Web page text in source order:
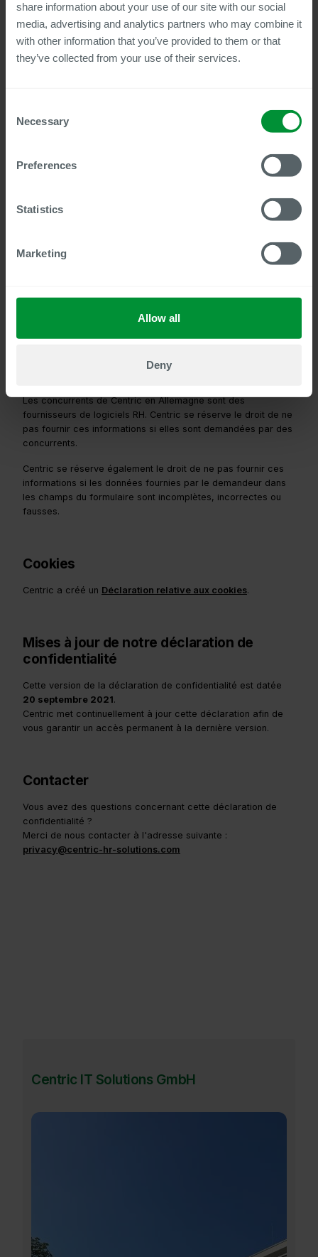
share information about your use of our site with our social
media, advertising and analytics partners who may combine it
with other information that you’ve provided to them or that
they’ve collected from your use of their services.
Selection
Necessary
Preferences
Statistics
Marketing
Allow all
Deny
Des fiches d'information sont disponibles pour les zones de
traitement suivantes :
Des fiches d'information supplémentaires seront ajoutées au
fil du temps.
Règlement
général sur la protection des données (RGPD)
est inclus
du matériel d'information, tel que de la documentation ou
Les concurrents de Centric en Allemagne sont des
fournisseurs de logiciels RH. Centric se réserve le droit de ne
pas fournir ces informations si elles sont demandées par des
concurrents.
Centric se réserve également le droit de ne pas fournir ces
informations si les données fournies par le demandeur dans
les champs du formulaire sont incomplètes, incorrectes ou
fausses.
Cookies
Centric a créé un Déclaration relative aux cookies.
Mises à jour de notre déclaration de
confidentialité
Cette version de la déclaration de confidentialité est datée
20 septembre 2021.
Centric met continuellement à jour cette déclaration afin de
vous garantir un accès permanent à la dernière version.
Contacter
Vous avez des questions concernant cette déclaration de
confidentialité ?
Merci de nous contacter à l'adresse suivante :
privacy@centric-hr-solutions.com
Centric IT Solutions GmbH